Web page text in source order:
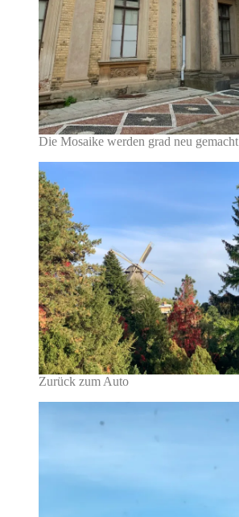
Die Mosaike werden grad neu gemacht
Zurück zum Auto